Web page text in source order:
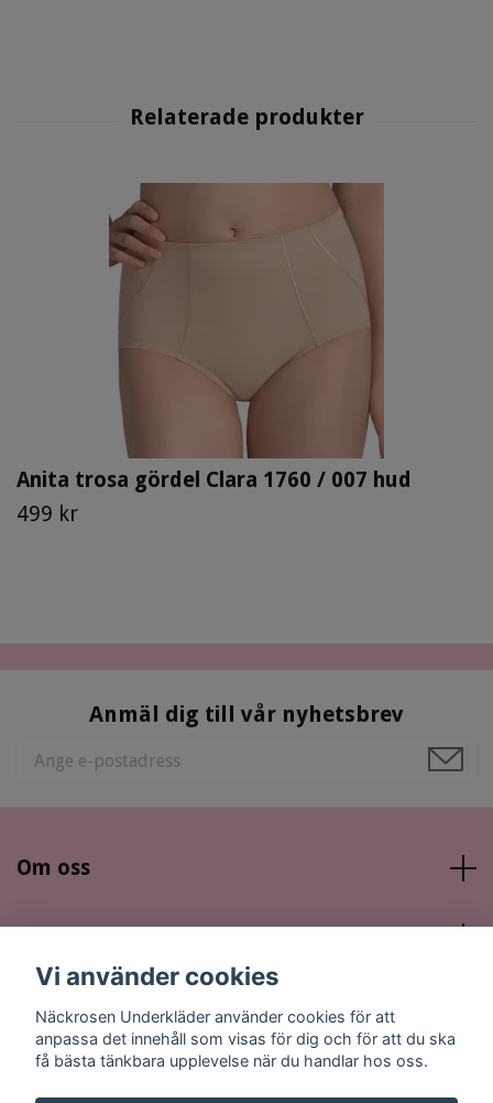
Anita trosa gördel Clara 1760 / 007 hud
499 kr
Anmäl dig till vår nyhetsbrev
Om oss
Sociala medier
Vi använder cookies
Näckrosen Underkläder använder cookies för att
anpassa det innehåll som visas för dig och för att du ska
få bästa tänkbara upplevelse när du handlar hos oss.